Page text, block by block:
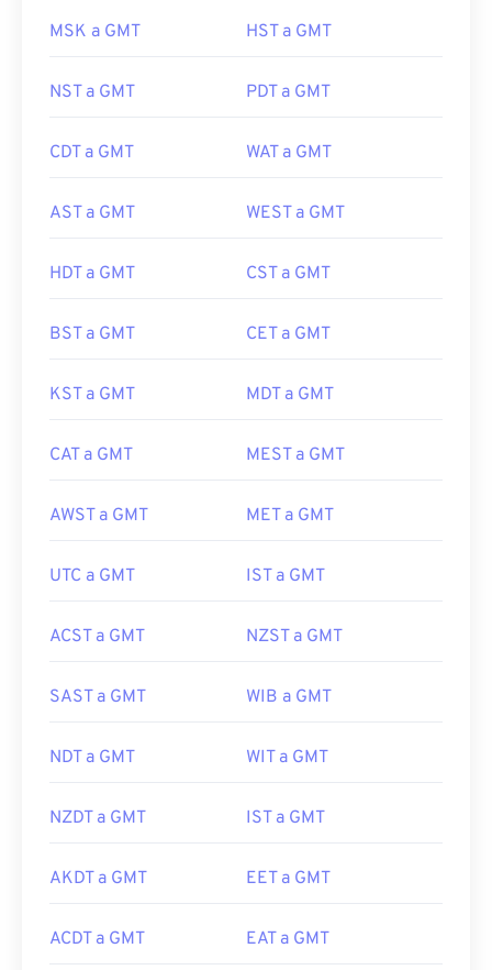
MSK a GMT HST a GMT
NST a GMT PDT a GMT
CDT a GMT WAT a GMT
AST a GMT WEST a GMT
HDT a GMT CST a GMT
BST a GMT CET a GMT
KST a GMT MDT a GMT
CAT a GMT MEST a GMT
AWST a GMT MET a GMT
UTC a GMT IST a GMT
ACST a GMT NZST a GMT
SAST a GMT WIB a GMT
NDT a GMT WIT a GMT
NZDT a GMT IST a GMT
AKDT a GMT EET a GMT
ACDT a GMT EAT a GMT